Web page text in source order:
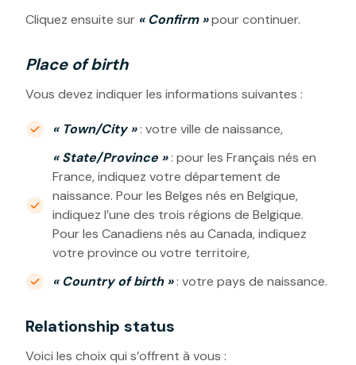
Cliquez ensuite sur « Confirm »pour continuer.
Place of birth
Vous devez indiquer les informations suivantes :
« Town/City »: votre ville de naissance,
« State/Province »: pour les Français nés en
France, indiquez votre département de
naissance. Pour les Belges nés en Belgique,
indiquez l’une des trois régions de Belgique.
Pour les Canadiens nés au Canada, indiquez
votre province ou votre territoire,
« Country of birth »: votre pays de naissance.
Relationship status
Voici les choix qui s’offrent à vous :